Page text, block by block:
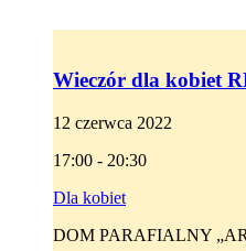
Wieczór dla kobiet
12 czerwca 2022
17:00 - 20:30
Dla kobiet
DOM PARAFIALNY